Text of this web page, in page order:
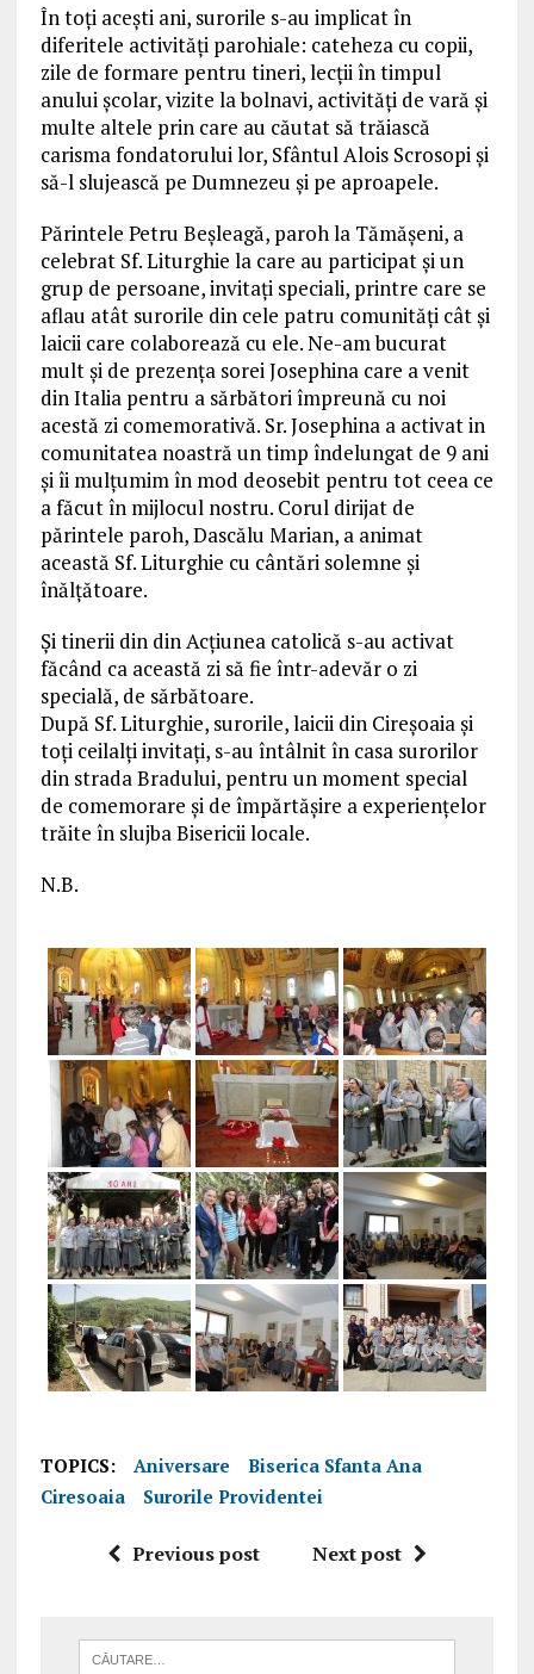
În toţi aceşti ani, surorile s-au implicat în
diferitele activităţi parohiale: cateheza cu copii,
zile de formare pentru tineri, lecţii în timpul
anului şcolar, vizite la bolnavi, activităţi de vară şi
multe altele prin care au căutat să trăiască
carisma fondatorului lor, Sfântul Alois Scrosopi şi
să-l slujească pe Dumnezeu şi pe aproapele.
Părintele Petru Beşleagă, paroh la Tămăşeni, a
celebrat Sf. Liturghie la care au participat şi un
grup de persoane, invitaţi speciali, printre care se
aflau atât surorile din cele patru comunităţi cât şi
laicii care colaborează cu ele. Ne-am bucurat
mult şi de prezenţa sorei Josephina care a venit
din Italia pentru a sărbători împreună cu noi
acestă zi comemorativă. Sr. Josephina a activat in
comunitatea noastră un timp îndelungat de 9 ani
şi îi mulţumim în mod deosebit pentru tot ceea ce
a făcut în mijlocul nostru. Corul dirijat de
părintele paroh, Dascălu Marian, a animat
această Sf. Liturghie cu cântări solemne şi
înălţătoare.
Şi tinerii din din Acţiunea catolică s-au activat
făcând ca această zi să fie într-adevăr o zi
specială, de sărbătoare.
După Sf. Liturghie, surorile, laicii din Cireşoaia şi
toţi ceilalţi invitaţi, s-au întâlnit în casa surorilor
din strada Bradului, pentru un moment special
de comemorare şi de împărtăşire a experienţelor
trăite în slujba Bisericii locale.
N.B.
TOPICS: Aniversare
Biserica Sfanta Ana
Ciresoaia
Surorile Providentei
Previous post Next post